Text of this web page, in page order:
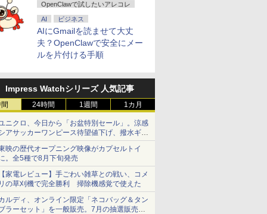
OpenClawで試したいアレコレ
AI ビジネス
AIにGmailを読ませて大丈
夫？OpenClawで安全にメー
ルを片付ける手順
Impress Watchシリーズ 人気記事
24時間 1週間 1カ月
ニクロ、今日から「お盆特別セール」。涼感
アサッカーワンピース待望値下げ、撥水ギア
ョーツは1990円に
映の歴代オープニング映像がカプセルトイ
。全5種で8月下旬発売
家電レビュー】手ごわい雑草との戦い、コメ
の草刈機で完全勝利 掃除機感覚で使えた
ルディ、オンライン限定「ネコバッグ＆タン
ラーセット」を一般販売。7月の抽選販売の